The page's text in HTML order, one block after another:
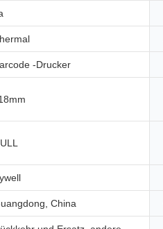
-Drucker
China